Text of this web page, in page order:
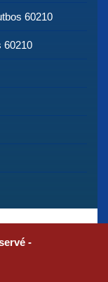
60210
60210
-